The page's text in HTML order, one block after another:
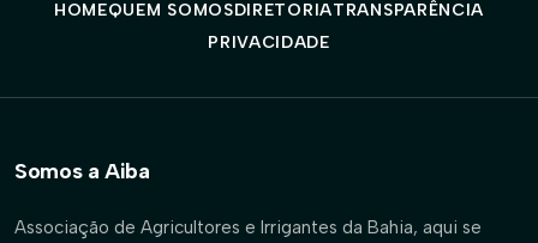
HOMEQUEM SOMOSDIRETORIATRANSPARÊNCIA
PRIVACIDADE
Somos a Aiba
Associação de Agricultores e Irrigantes da Bahia, aqui se